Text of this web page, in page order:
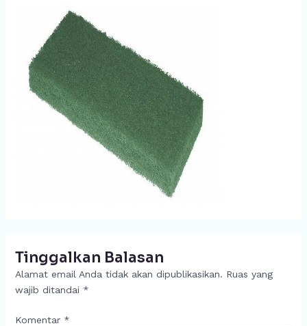
Tinggalkan Balasan
Alamat email Anda tidak akan dipublikasikan. Ruas yang
wajib ditandai *
Komentar *